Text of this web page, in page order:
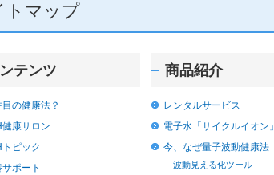
トマップ
テンツ
の健康法？
健康サロン
トピック
ポート
商品紹介
レンタルサービス
電子水「サイクルイオン」
今、なぜ量子波動健康法
波動見える化ツール